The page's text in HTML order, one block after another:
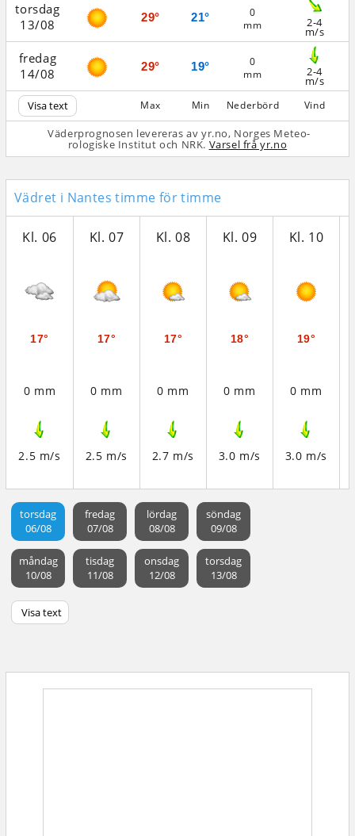
torsdag
13/08
fredag
14/08
Visa text
29°
29°
Max
21°
19°
Min
0
mm
0
mm
Nederbörd
2-4
m/s
2-4
m/s
Vind
Väderprognosen levereras av yr.no, Norges Meteo­
rologiske Institut och NRK. Varsel frå yr.no
Vädret i Nantes timme för timme
torsdag
06/08
Kl. 06
17°
0 mm
2.5 m/s
Kl. 07
17°
0 mm
2.5 m/s
Kl. 08
17°
0 mm
2.7 m/s
Kl. 09
18°
0 mm
3.0 m/s
Kl. 10
19°
0 mm
3.0 m/s
fredag
07/08
lördag
08/08
söndag
09/08
måndag
10/08
tisdag
11/08
onsdag
12/08
torsdag
13/08
Visa text